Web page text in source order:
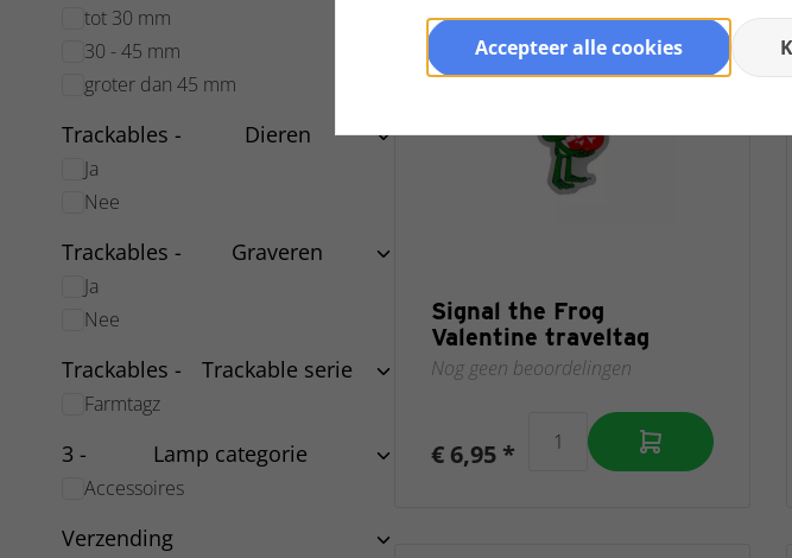
tot 30 mm
30 - 45 mm
groter dan 45 mm
Trackables - Dieren
Ja
Nee
Trackables - Graveren
Ja
Nee
Trackables - Trackable serie
Farmtagz
3 - Lamp categorie
Accessoires
Verzending
Signal the Frog
Valentine traveltag
Nog geen beoordelingen
€ 6,95 *
Accepteer alle cookies